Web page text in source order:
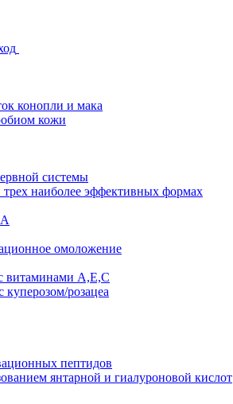
конопли и мака
кожи
системы
наиболее эффективных формах
омоложение
витаминами A,Е,С
розацеа
пептидов
янтарной и гиалуроновой кислот